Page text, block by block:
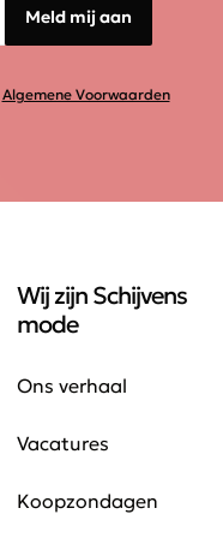
Meld mij aan
Algemene Voorwaarden
Wij zijn Schijvens
mode
Ons verhaal
Vacatures
Koopzondagen